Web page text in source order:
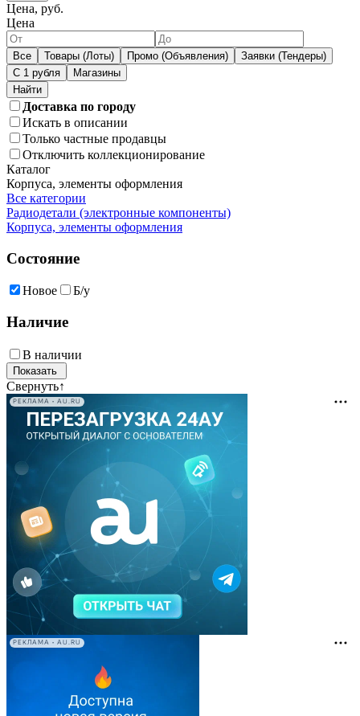
Цена, руб.
Цена
Все Товары (Лоты) Промо (Объявления)
Заявки (Тендеры)
С 1 рубля
Магазины
Доставка по городу
Искать в описании
Только частные продавцы
Отключить коллекционирование
Каталог
Корпуса, элементы оформления
Все категории
Радиодетали (электронные компоненты)
Корпуса, элементы оформления
Состояние
Новое Б/у
Наличие
В наличии
Свернуть↑
РЕКЛАМА • AU.RU
РЕКЛАМА • AU.RU